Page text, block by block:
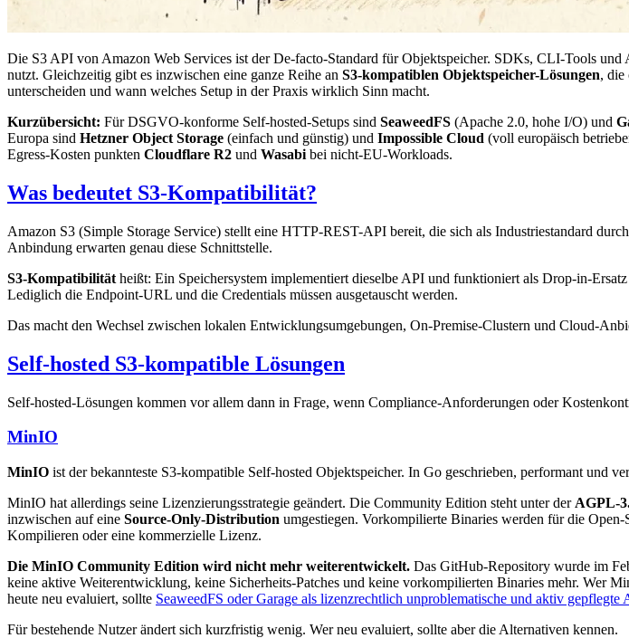
Die S3 API von Amazon Web Services ist der De-facto-Standard für Objektspeicher. SDKs, CLI-Tools
nutzt. Gleichzeitig gibt es inzwischen eine ganze Reihe an S3-kompatiblen Objektspeicher-Lösungen, die
unterscheiden und wann welches Setup in der Praxis wirklich Sinn macht.
Kurzübersicht: Für DSGVO-konforme Self-hosted-Setups sind SeaweedFS (Apache 2.0, hohe I/O) und
Europa sind Hetzner Object Storage (einfach und günstig) und Impossible Cloud (voll europäisch
Egress-Kosten punkten Cloudflare R2 und Wasabi bei nicht-EU-Workloads.
Was bedeutet S3-Kompatibilität?
Amazon S3 (Simple Storage Service) stellt eine HTTP-REST-API bereit, die sich als Industriestandard
Anbindung erwarten genau diese Schnittstelle.
S3-Kompatibilität heißt: Ein Speichersystem implementiert dieselbe API und funktioniert als Drop-in-
Lediglich die Endpoint-URL und die Credentials müssen ausgetauscht werden.
Das macht den Wechsel zwischen lokalen Entwicklungsumgebungen, On-Premise-Clustern und Cloud-
Self-hosted S3-kompatible Lösungen
Self-hosted-Lösungen kommen vor allem dann in Frage, wenn Compliance-Anforderungen oder
MinIO
MinIO ist der bekannteste S3-kompatible Self-hosted Objektspeicher. In Go geschrieben, performant und
MinIO hat allerdings seine Lizenzierungsstrategie geändert. Die Community Edition steht unter der AGPL-
inzwischen auf eine Source-Only-Distribution umgestiegen. Vorkompilierte Binaries werden für die
Kompilieren oder eine kommerzielle Lizenz.
Die MinIO Community Edition wird nicht mehr weiterentwickelt. Das GitHub-Repository wurde im
keine aktive Weiterentwicklung, keine Sicherheits-Patches und keine vorkompilierten Binaries mehr. Wer
heute neu evaluiert, sollte SeaweedFS oder Garage als lizenzrechtlich unproblematische und aktiv gepflegte
Für bestehende Nutzer ändert sich kurzfristig wenig. Wer neu evaluiert, sollte aber die Alternativen kennen.